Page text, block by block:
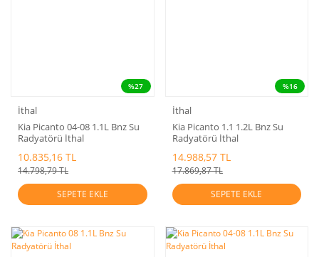
%27
İthal
Kia Picanto 04-08 1.1L Bnz Su
Radyatörü İthal
10.835,16 TL
14.798,79 TL
SEPETE EKLE
%16
İthal
Kia Picanto 1.1 1.2L Bnz Su
Radyatörü İthal
14.988,57 TL
17.869,87 TL
SEPETE EKLE